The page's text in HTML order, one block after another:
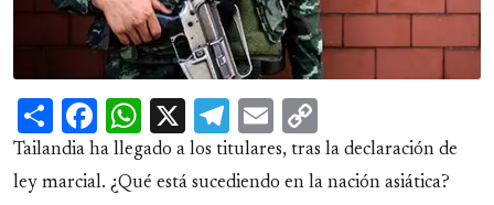
ShareFacebook
WhatsApp
X Telegram
Email
Link
Tailandia ha llegado a los titulares, tras la declaración de
ley marcial. ¿Qué está sucediendo en la nación asiática?